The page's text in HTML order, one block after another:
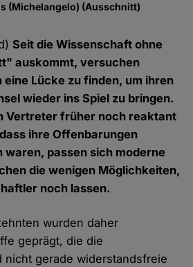
(Michelangelo) (Ausschnitt)
Seit die Wissenschaft ohne
auskommt, versuchen
eine Lücke zu finden, um ihren
wieder ins Spiel zu bringen.
Vertreter früher noch reaktant
ihre Offenbarungen
waren, passen sich moderne
die wenigen Möglichkeiten,
noch lassen.
wurden daher
geprägt, die die
nicht gerade widerstandsfreie